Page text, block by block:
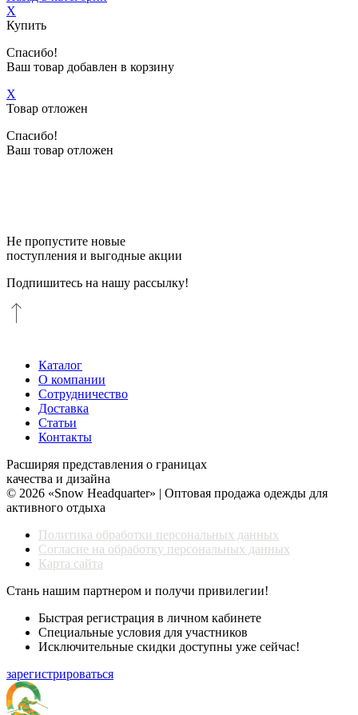
X
Купить
Спасибо!
Ваш товар добавлен в корзину
X
Товар отложен
Спасибо!
Ваш товар отложен
Не пропустите новые
поступления и выгодные акции
Подпишитесь на нашу рассылку!
Каталог
О компании
Сотрудничество
Доставка
Статьи
Контакты
Расширяя представления о границах
качества и дизайна
© 2026 «Snow Headquarter» | Оптовая продажа одежды для
активного отдыха
Политика обработки персональных данных
Согласие на обработку персональных данных
Карта сайта
Стань нашим партнером и получи привилегии!
Быстрая регистрация в личном кабинете
Специальные условия для участников
Исключительные скидки доступны уже сейчас!
зарегистрироваться